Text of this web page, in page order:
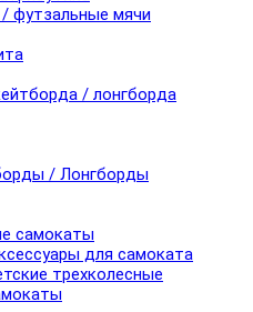
футзальные мячи
/ лонгборда
/ Лонгборды
самокаты
для самоката
трехколесные